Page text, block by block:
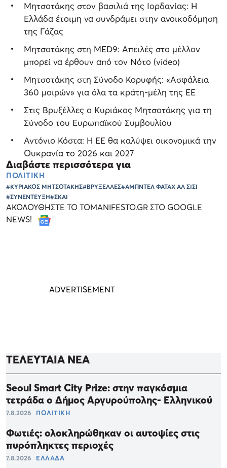
Μητσοτάκης στον βασιλιά της Ιορδανίας: Η
Ελλάδα έτοιμη να συνδράμει στην ανοικοδόμηση
της Γάζας
Μητσοτάκης στη MED9: Απειλές στο μέλλον
μπορεί να έρθουν από τον Νότο (video)
Μητσοτάκης στη Σύνοδο Κορυφής: «Ασφάλεια
360 μοιρών» για όλα τα κράτη-μέλη της ΕΕ
Στις Βρυξέλλες ο Κυριάκος Μητσοτάκης για τη
Σύνοδο του Ευρωπαϊκού Συμβουλίου
Αντόνιο Κόστα: Η ΕΕ θα καλύψει οικονομικά την
Ουκρανία το 2026 και 2027
Διαβάστε περισσότερα για
ΠΟΛΙΤΙΚΗ
#ΚΥΡΙΑΚΟΣ ΜΗΤΣΟΤΑΚΗΣ#ΒΡΥΞΕΛΛΕΣ#ΑΜΠΝΤΕΛ ΦΑΤΑΧ ΑΛ ΣΙΣΙ
#ΣΥΝΕΝΤΕΥΞΗ#ΣΚΑΙ
ΑΚΟΛΟΥΘΗΣΤΕ ΤΟ TOMANIFESTO.GR ΣΤΟ GOOGLE
NEWS!
ΤΕΛΕΥΤΑΙΑ ΝΕΑ
Seoul Smart City Prize: στην παγκόσμια
τετράδα ο Δήμος Αργυρούπολης- Ελληνικού
7.8.2026 ΠΟΛΙΤΙΚΗ
Φωτιές: ολοκληρώθηκαν οι αυτοψίες στις
πυρόπληκτες περιοχές
7.8.2026 ΕΛΛΑΔΑ